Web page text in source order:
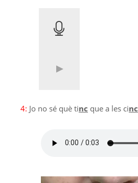
4: Jo no sé què tinc que a les cinc